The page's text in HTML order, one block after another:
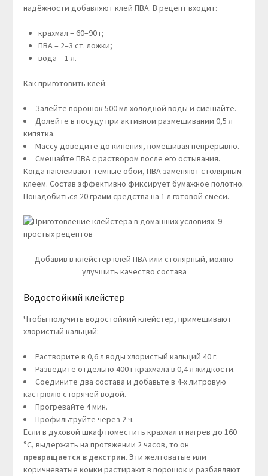
надёжности добавляют клей ПВА. В рецепт входит:
крахмал – 60–90 г;
ПВА – 2–3 ст. ложки;
вода – 1 л.
Как приготовить клей:
Залейте порошок 500 мл холодной воды и смешайте.
Долейте в посуду при активном размешивании 0,5 л
кипятка.
Массу доведите до кипения, помешивая непрерывно.
Смешайте ПВА с раствором после его остывания.
Когда наклеивают тёмные обои, ПВА заменяют столярным
клеем. Состав эффективно фиксирует бумажное полотно.
Понадобиться 20 грамм средства на 1 л готовой смеси.
Добавив в клейстер клей ПВА или столярный, можно
улучшить качество состава
Водостойкий клейстер
Чтобы получить водостойкий клейстер, примешивают
хлористый кальций:
Растворите в 0,6 л воды хлористый кальций 40 г.
Разведите отдельно 400 г крахмала в 0,4 л жидкости.
Соедините два состава и добавьте в 4-х литровую
кастрюлю с горячей водой.
Прогревайте 4 мин.
Профильтруйте через 2 ч.
Если в духовой шкаф поместить крахмал и нагрев до 160
°С, выдержать на протяжении 2 часов, то он
превращается в декстрин. Эти желтоватые или
коричневатые комки растирают в порошок и разбавляют